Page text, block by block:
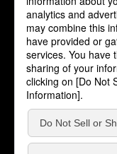
ABJマークは、こ
テンツ使用許諾
番号 第6091713
流通協議会］で検